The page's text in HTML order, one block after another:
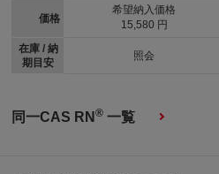
価格
在庫 / 納
期目安
希望納入価格
15,580 円
照会
同一CAS RN® 一覧